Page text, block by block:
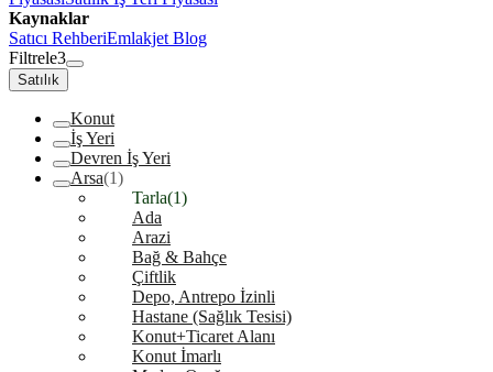
Kaynaklar
Satıcı RehberiEmlakjet Blog
Filtrele3
Satılık
Konut
İş Yeri
Devren İş Yeri
Arsa(1)
Tarla(1)
Ada
Arazi
Bağ & Bahçe
Çiftlik
Depo, Antrepo İzinli
Hastane (Sağlık Tesisi)
Konut+Ticaret Alanı
Konut İmarlı